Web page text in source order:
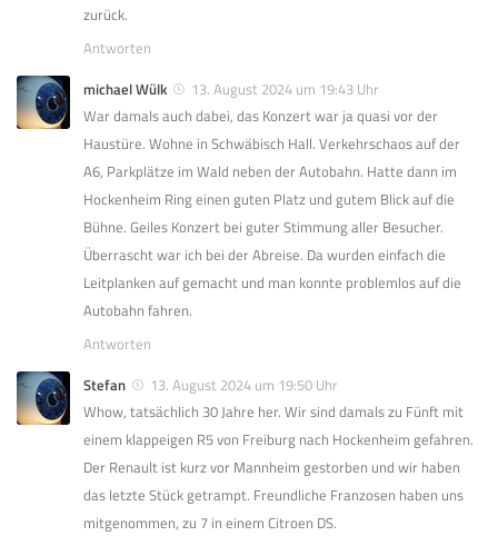
zurück.
Antworten
michael Wülk
13. August 2024 um 19:43 Uhr
War damals auch dabei, das Konzert war ja quasi vor der
Haustüre. Wohne in Schwäbisch Hall. Verkehrschaos auf der
A6, Parkplätze im Wald neben der Autobahn. Hatte dann im
Hockenheim Ring einen guten Platz und gutem Blick auf die
Bühne. Geiles Konzert bei guter Stimmung aller Besucher.
Überrascht war ich bei der Abreise. Da wurden einfach die
Leitplanken auf gemacht und man konnte problemlos auf die
Autobahn fahren.
Antworten
Stefan
13. August 2024 um 19:50 Uhr
Whow, tatsächlich 30 Jahre her. Wir sind damals zu Fünft mit
einem klappeigen R5 von Freiburg nach Hockenheim gefahren.
Der Renault ist kurz vor Mannheim gestorben und wir haben
das letzte Stück getrampt. Freundliche Franzosen haben uns
mitgenommen, zu 7 in einem Citroen DS.